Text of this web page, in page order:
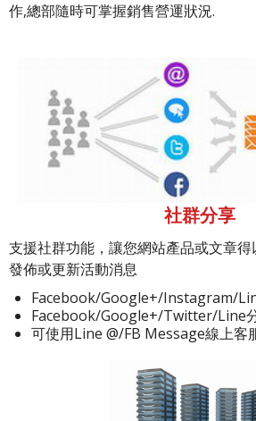
作,總部隨時可掌握銷售營運狀況.
社群分享
支援社群功能，讓您網站產品或文章得
發佈或更新活動消息
Facebook/Google+/Instagram/
Facebook/Google+/Twitter/Line
可使用Line @/FB Message線上客